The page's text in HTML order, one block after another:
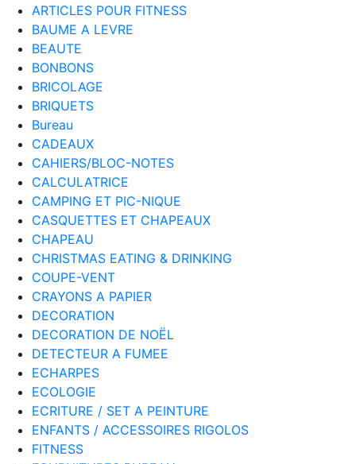
ARTICLES POUR FITNESS
BAUME A LEVRE
BEAUTE
BONBONS
BRICOLAGE
BRIQUETS
Bureau
CADEAUX
CAHIERS/BLOC-NOTES
CALCULATRICE
CAMPING ET PIC-NIQUE
CASQUETTES ET CHAPEAUX
CHAPEAU
CHRISTMAS EATING & DRINKING
COUPE-VENT
CRAYONS A PAPIER
DECORATION
DECORATION DE NOËL
DETECTEUR A FUMEE
ECHARPES
ECOLOGIE
ECRITURE / SET A PEINTURE
ENFANTS / ACCESSOIRES RIGOLOS
FITNESS